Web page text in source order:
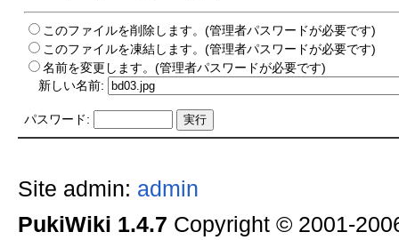
このファイルを削除します。(管理者パスワードが必要です)
このファイルを凍結します。(管理者パスワードが必要です)
名前を変更します。(管理者パスワードが必要です)
新しい名前:
パスワード:
Site admin: admin
PukiWiki 1.4.7 Copyright © 2001-